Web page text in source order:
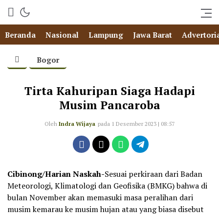
Beranda Nasional Lampung Jawa Barat
Bogor
Tirta Kahuripan Siaga Hadapi
Musim Pancaroba
Oleh Indra Wijaya pada 1 Desember 2023 | 08:57
Cibinong/Harian Naskah-Sesuai perkiraan dari Badan
Meteorologi, Klimatologi dan Geofisika (BMKG) bahwa di
bulan November akan memasuki masa peralihan dari
musim kemarau ke musim hujan atau yang biasa disebut